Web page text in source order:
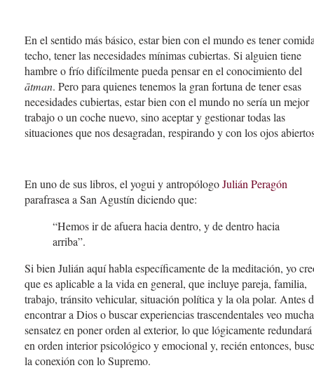
En el sentido más básico, estar bien con el mundo es tener
techo, tener las necesidades mínimas cubiertas. Si alguien tiene
hambre o frío difícilmente pueda pensar en el conocimiento del
ātman. Pero para quienes tenemos la gran fortuna de tener esas
necesidades cubiertas, estar bien con el mundo no sería un mejor
trabajo o un coche nuevo, sino aceptar y gestionar todas las
situaciones que nos desagradan, respirando y con los ojos
En uno de sus libros, el yogui y antropólogoJulián Peragón
parafrasea a San Agustín diciendo que:
“Hemos ir de afuera hacia dentro, y de dentro hacia
arriba”.
Si bien Julián aquí habla específicamente de la meditación, yo
que es aplicable a la vida en general, que incluye pareja, familia,
trabajo, tránsito vehicular, situación política y la ola polar. Antes
encontrar a Dios o buscar experiencias trascendentales veo mucha
sensatez en poner orden al exterior, lo que lógicamente redundará
en orden interior psicológico y emocional y, recién entonces,
la conexión con lo Supremo.